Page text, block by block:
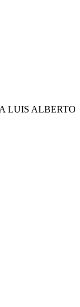
LUIS ALBERTO